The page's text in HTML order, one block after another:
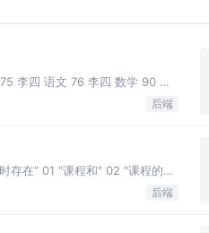
李四 语文 76 李四 数学 90 王
后端
存在" 01 "课程和" 02 "课程的情
后端